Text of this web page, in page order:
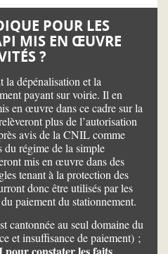
POUR LES
MIS EN ŒUVRE
?
dépénalisation et la
payant sur voirie. Il en
en œuvre dans ce cadre sur la
plus de l’autorisation
avis de la CNIL comme
du régime de la simple
mis en œuvre dans des
tenant à la protection des
donc être utilisés par les
paiement du stationnement.
cantonnée au seul domaine du
et insuffisance de paiement) ;